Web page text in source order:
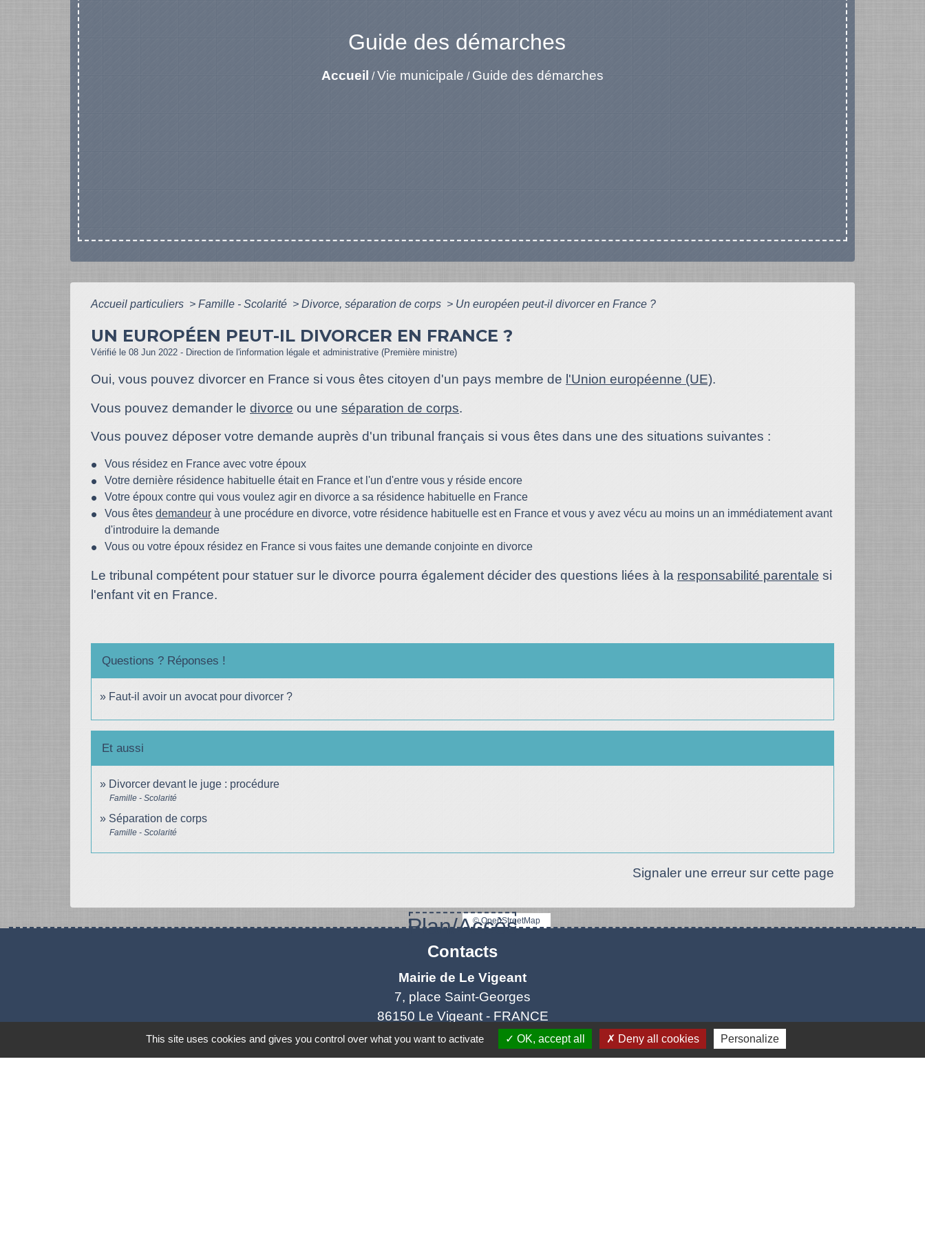
Guide des démarches
Accueil /Vie municipale / Guide des démarches
Accueil particuliers > Famille - Scolarité > Divorce, séparation de corps > Un européen peut-il divorcer en France ?
UN EUROPÉEN PEUT-IL DIVORCER EN FRANCE ?
Vérifié le 08 Jun 2022 - Direction de l'information légale et administrative (Première ministre)
Oui, vous pouvez divorcer en France si vous êtes citoyen d'un pays membre de l'Union européenne (UE).
Vous pouvez demander le divorce ou une séparation de corps.
Vous pouvez déposer votre demande auprès d'un tribunal français si vous êtes dans une des situations suivantes :
Vous résidez en France avec votre époux
Votre dernière résidence habituelle était en France et l'un d'entre vous y réside encore
Votre époux contre qui vous voulez agir en divorce a sa résidence habituelle en France
Vous êtes demandeur à une procédure en divorce, votre résidence habituelle est en France et vous y avez vécu au moins un an immédiatement avant
d'introduire la demande
Vous ou votre époux résidez en France si vous faites une demande conjointe en divorce
Le tribunal compétent pour statuer sur le divorce pourra également décider des questions liées à la responsabilité parentale si
l'enfant vit en France.
Questions ? Réponses !
Faut-il avoir un avocat pour divorcer ?
Et aussi
Divorcer devant le juge : procédure
Famille - Scolarité
Séparation de corps
Famille - Scolarité
Signaler une erreur sur cette page
Plan/Accès
© OpenStreetMap
Contacts
Mairie de Le Vigeant
7, place Saint-Georges
86150 Le Vigeant - FRANCE
+33 5 49 48 76 55
Contact par formulaire
This site uses cookies and gives you control over what you want to activate OK, accept all Deny all cookies Personalize